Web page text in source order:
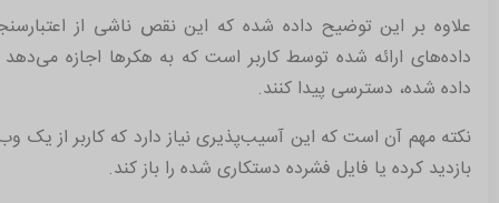
داده‌های ارائه شده توسط کاربر است که به هکرها اجازه
داده شده، دسترسی پیدا کنند.
نکته مهم آن است که این آسیب‌پذیری نیاز دارد که کاربر از
بازدید کرده یا فایل فشرده دستکاری شده را باز کند.